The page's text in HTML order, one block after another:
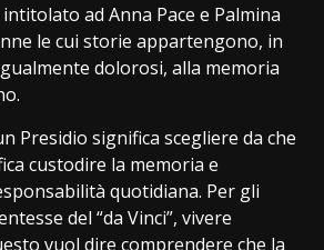
ad Anna Pace e Palmina
le cui storie appartengono, in
dolorosi, alla memoria
Presidio significa scegliere da che
custodire la memoria e
quotidiana. Per gli
del “da Vinci”, vivere
vuol dire comprendere che la